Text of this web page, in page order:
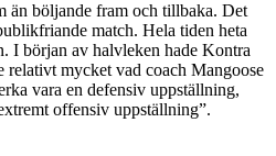
än böljande fram och tillbaka. Det
match. Hela tiden heta
I början av halvleken hade Kontra
relativt mycket vad coach Mangoose
vara en defensiv uppställning,
offensiv uppställning”.